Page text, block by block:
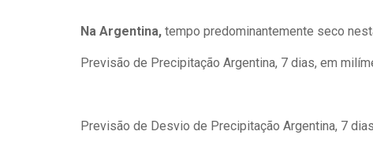
Na Argentina, tempo predominantemente seco
Previsão de Precipitação Argentina, 7 dias, em
Previsão de Desvio de Precipitação Argentina, 7